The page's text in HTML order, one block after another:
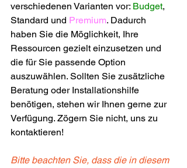
verschiedenen Varianten vor: Budget,
Standard und Premium. Dadurch
haben Sie die Möglichkeit, Ihre
Ressourcen gezielt einzusetzen und
die für Sie passende Option
auszuwählen. Sollten Sie zusätzliche
Beratung oder Installationshilfe
benötigen, stehen wir Ihnen gerne zur
Verfügung. Zögern Sie nicht, uns zu
kontaktieren!
Bitte beachten Sie, dass die in diesem